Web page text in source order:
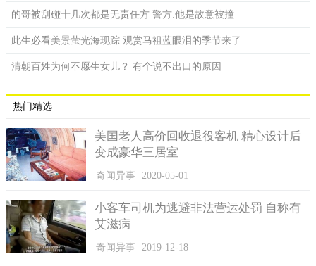
影院的设备几乎一应俱全，包括有售票口、便利商店、播放时刻
表、爆米花店、豪华电影座椅等，甚至还列出详细的电影资讯，
的哥被刮碰十几次都是无责任方 警方:他是故意被撞
此生必看美景萤光海现踪 观赏马祖蓝眼泪的季节来了
清朝百姓为何不愿生女儿？ 有个说不出口的原因
热门精选
美国老人高价回收退役客机 精心设计后
变成豪华三居室
奇闻异事 2020-05-01
小客车司机为逃避非法营运处罚 自称有
艾滋病
奇闻异事 2019-12-18